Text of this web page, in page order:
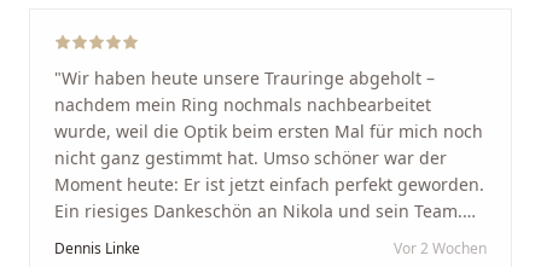
"Wir haben heute unsere Trauringe abgeholt –
nachdem mein Ring nochmals nachbearbeitet
wurde, weil die Optik beim ersten Mal für mich noch
nicht ganz gestimmt hat. Umso schöner war der
Moment heute: Er ist jetzt einfach perfekt geworden.
Ein riesiges Dankeschön an Nikola und sein Team.
Vom ersten Termin an wurden wir jedes Mal
Dennis Linke Vor 2 Wochen